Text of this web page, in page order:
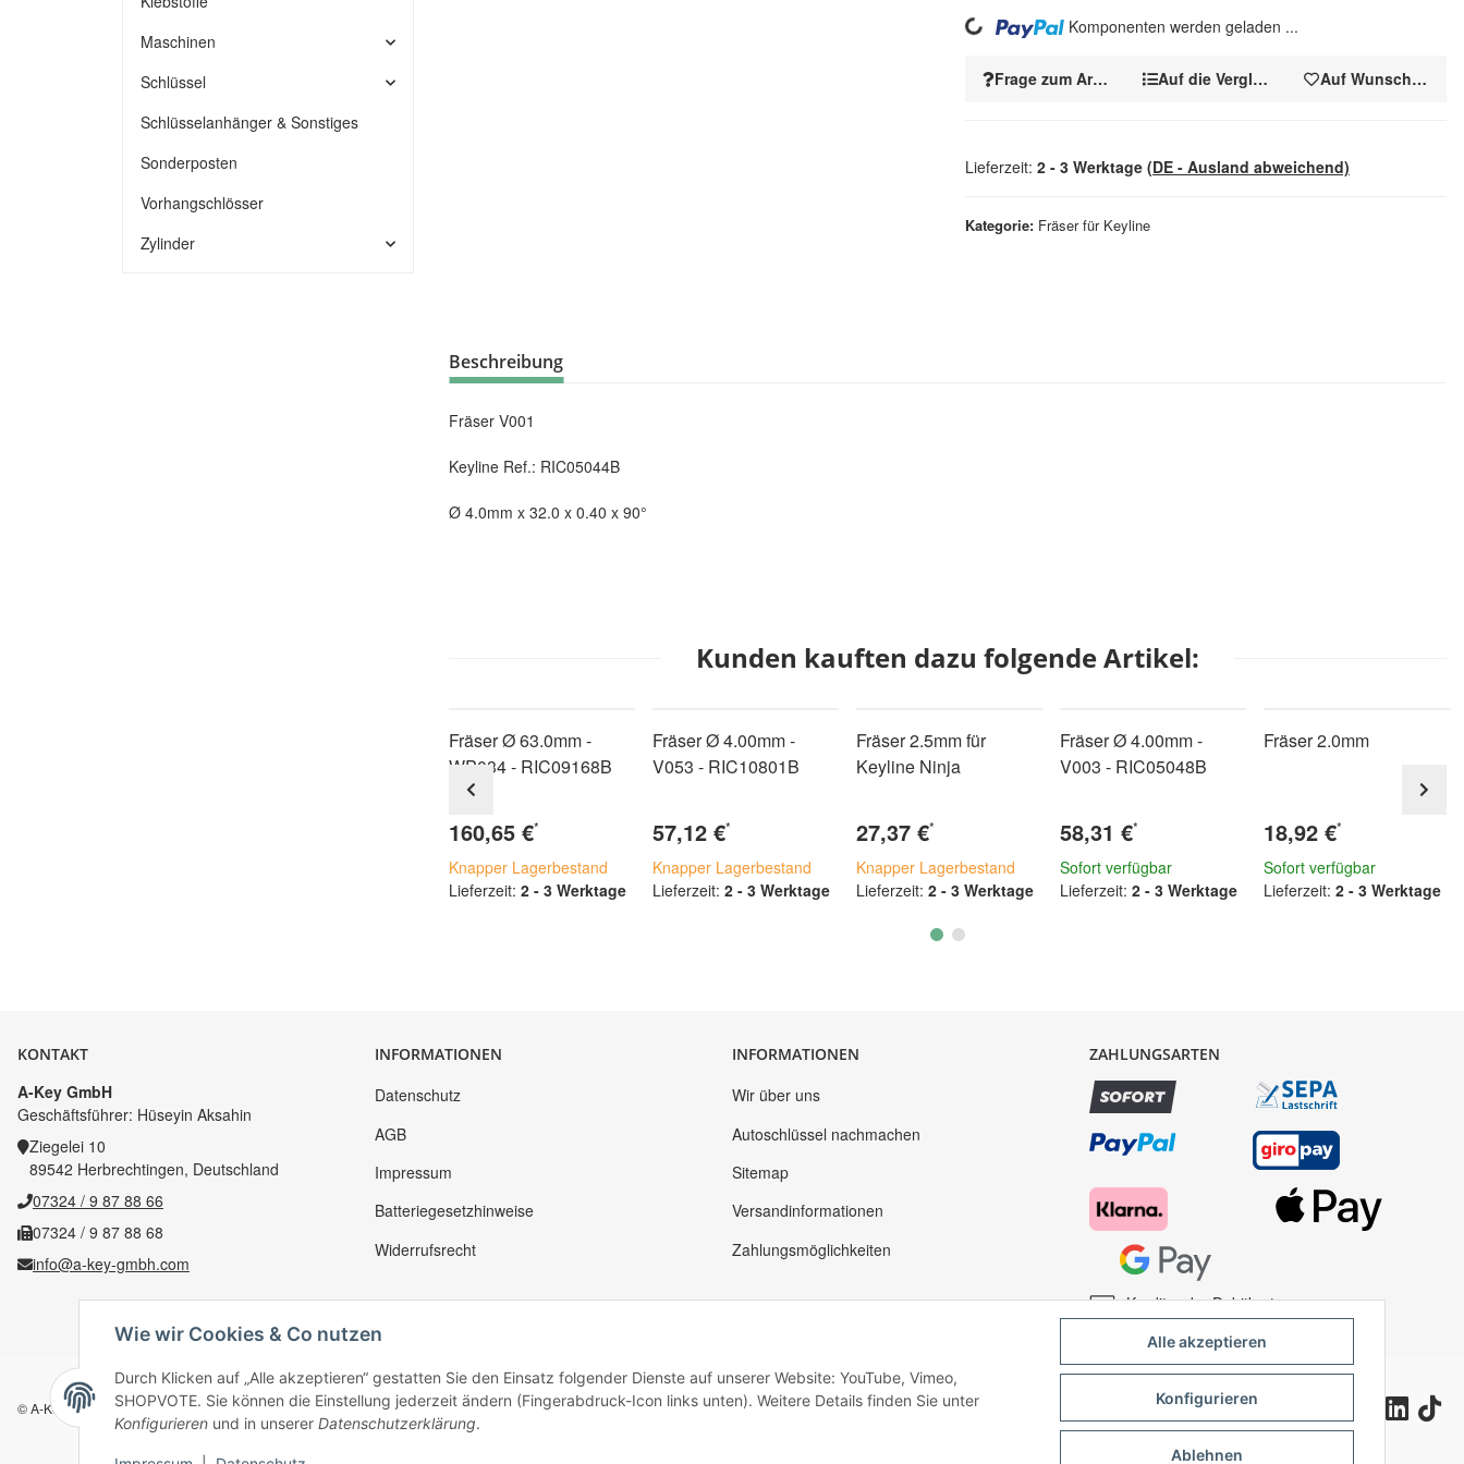
Kategorie Fräser für Keyline
Frage zum Artikel Auf die VergleichslisteAuf Wunschzettel
Loading... Komponenten werden geladen ...
Lieferzeit: 2 - 3 Werktage (DE - Ausland abweichend)
Beschreibung
Fräser V001
Keyline Ref.: RIC05044B
Ø 4.0mm x 32.0 x 0.40 x 90°
Kunden kauften dazu folgende Artikel:
Fräser Ø 63.0mm -
WP034 - RIC09168B
160,65 €*
Knapper Lagerbestand
Lieferzeit: 2 - 3 Werktage
Fräser Ø 4.00mm -
V053 - RIC10801B
57,12 €*
Knapper Lagerbestand
Lieferzeit: 2 - 3 Werktage
Fräser 2.5mm für
Keyline Ninja
27,37 €*
Knapper Lagerbestand
Lieferzeit: 2 - 3 Werktage
Fräser Ø 4.00mm -
V003 - RIC05048B
58,31 €*
Sofort verfügbar
Lieferzeit: 2 - 3 Werktage
Fräser 2.0mm
18,92 €*
Sofort verfügbar
Lieferzeit: 2 - 3 Werktage
Maschinen
Schlüssel
Schlüsselanhänger & Sonstiges
Sonderposten
Vorhangschlösser
Zylinder
KONTAKT
A-Key GmbH
Geschäftsführer: Hüseyin Aksahin
Ziegelei 10
89542 Herbrechtingen, Deutschland
07324 / 9 87 88 66
07324 / 9 87 88 68
info@a-key-gmbh.com
INFORMATIONEN
Datenschutz
AGB
Impressum
Batteriegesetzhinweise
Widerrufsrecht
INFORMATIONEN
Wir über uns
Autoschlüssel nachmachen
Sitemap
Versandinformationen
Zahlungsmöglichkeiten
ZAHLUNGSARTEN
Kredit- oder Debitkarte
© A-Key
Wie wir Cookies & Co nutzen
Durch Klicken auf „Alle akzeptieren“ gestatten Sie den Einsatz folgender Dienste auf unserer Website: YouTube, Vimeo,
SHOPVOTE. Sie können die Einstellung jederzeit ändern (Fingerabdruck-Icon links unten). Weitere Details finden Sie unter
Konfigurieren und in unserer Datenschutzerklärung.
Alle akzeptieren
Konfigurieren
Ablehnen